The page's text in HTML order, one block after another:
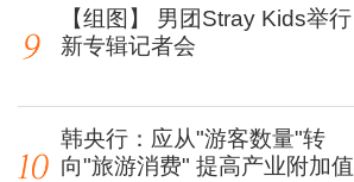
【组图】 男团Stray Kids举行
新专辑记者会
韩央行：应从"游客数量"转
向"旅游消费" 提高产业附加值